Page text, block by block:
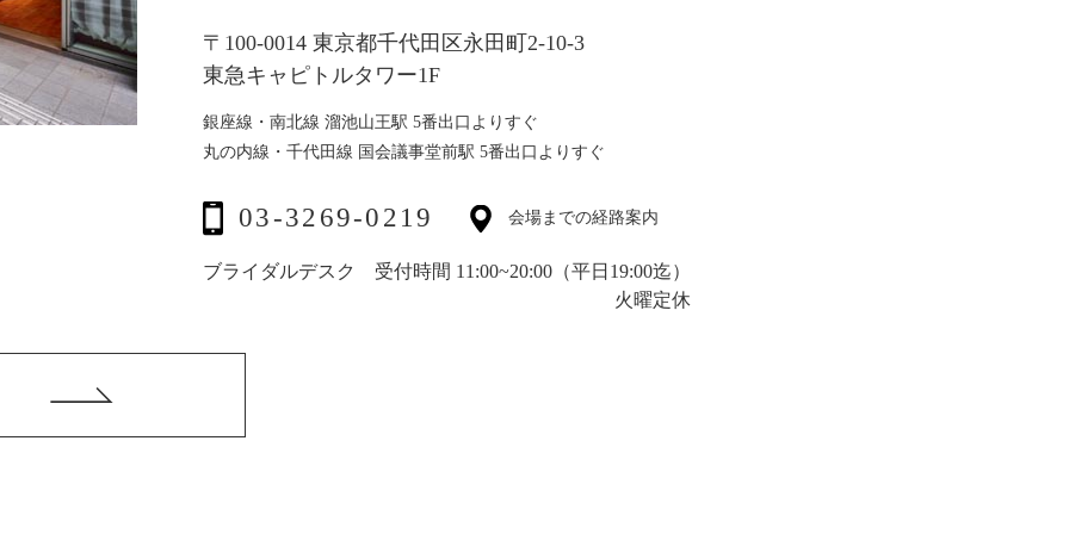
〒100-0014 東京都千代田区永田町2-10-3
東急キャピトルタワー1F
銀座線・南北線 溜池山王駅 5番出口よりすぐ
丸の内線・千代田線 国会議事堂前駅 5番出口よりすぐ
会場までの経路案内
03-3269-0219
ブライダルデスク 受付時間 11:00~20:00 （平日19:00迄）
火曜定休